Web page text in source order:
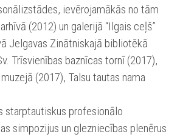
ievērojamākās no tām
(2012) un galerijā “Ilgais ceļš”
Jelgavas Zinātniskajā bibliotēkā
Trīsvienības baznīcas tornī (2017),
(2017), Talsu tautas nama
starptautiskus profesionālo
simpozijus un glezniecības plenērus